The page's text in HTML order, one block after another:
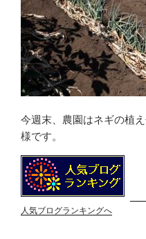
今週末、農園はネギの植
様です。
人気ブログランキングへ